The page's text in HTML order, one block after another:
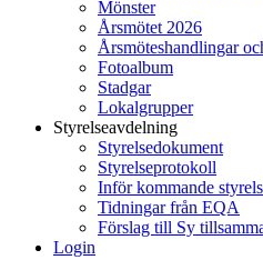
Mönster
Årsmötet 2026
Årsmöteshandlingar
Fotoalbum
Stadgar
Lokalgrupper
Styrelseavdelning
Styrelsedokument
Styrelseprotokoll
Inför kommande
Tidningar från EQA
Förslag till Sy
Login